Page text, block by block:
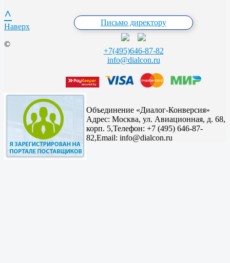
Письмо директору
+7(495)646-87-82
info@dialcon.ru
^
Наверх
©
Объединение «Диалог-Конверсия»
Адрес: Москва, ул. Авиационная, д. 68,
корп. 5,Телефон: +7 (495) 646-87-
82,Email: info@dialcon.ru